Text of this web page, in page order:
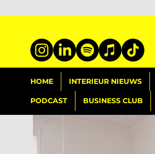
HOME INTERIEUR NIEUWS
PODCAST BUSINESS CLUB